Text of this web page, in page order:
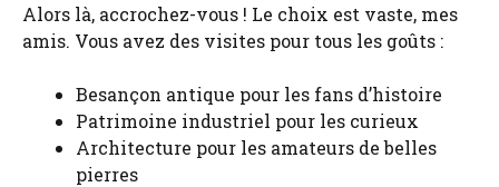
Alors là, accrochez-vous ! Le choix est vaste, mes
amis. Vous avez des visites pour tous les goûts :
Besançon antique pour les fans d’histoire
Patrimoine industriel pour les curieux
Architecture pour les amateurs de belles
pierres